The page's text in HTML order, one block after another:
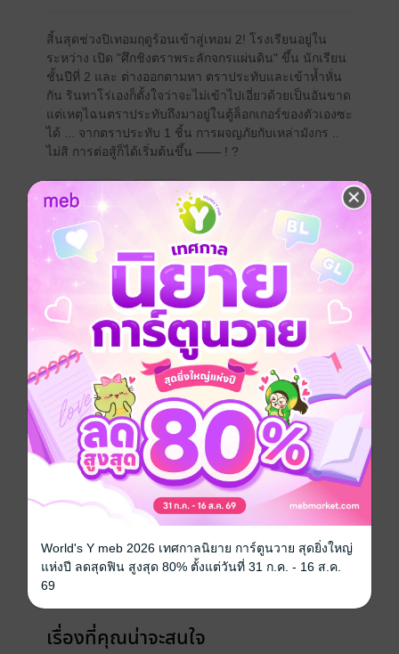
สิ้นสุดช่วงปิเทอมฤดูร้อนเข้าสู่เทอม 2! โรงเรียนอยู่ใน
ระหว่าง เปิด "ศึกชิงตราพระลักจกรแผ่นดิน" ขึ้น นักเรียน
ชั้นปีที่ 2 และ ต่างออกตามหา ตราประทับและเข้าห้ำหั่น
กัน รินทาโร่เองก็ตั้งใจว่าจะไม่เข้าไปเอี่ยวด้วยเป็นอันขาด
แต่เหตุไฉนตราประทับถึงมาอยู่ในตู้ล็อกเกอร์ของตัวเองซะ
ได้ ... จากตราประทับ 1 ชิ้น การผจญภัยกับเหล่ามังกร ..
ไม่สิ การต่อสู้ก็ได้เริ่มต้นขึ้น —— ! ?
การ์ตูนญี่ปุ่น แอกชัน
ซีรีส์ ยุทธภูมิมังกร
ประเภทไฟล์ pdf
วันที่วางขาย 27 พฤศจิกายน 2563
ความยาว 172 หน้า
65 บาท
เล่มอื่นๆ ในซีรีส์ ดูทั้งหมด
เรื่องที่คุณน่าจะสนใจ
World's Y meb 2026 เทศกาลนิยาย การ์ตูนวาย สุดยิ่งใหญ่
แห่งปี ลดสุดฟิน สูงสุด 80% ตั้งแต่วันที่ 31 ก.ค. - 16 ส.ค.
69